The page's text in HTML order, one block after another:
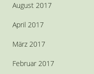
August 2017
April 2017
März 2017
Februar 2017